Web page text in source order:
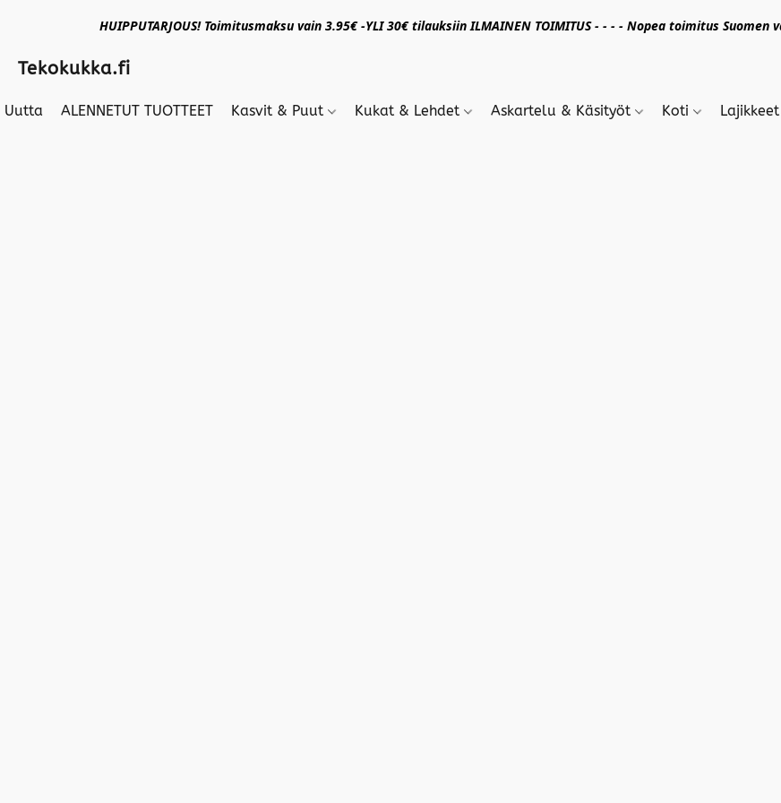
HUIPPUTARJOUS! Toimitusmaksu vain 3.95€ -YLI 30€ tilauksiin ILMAINEN TOIMITUS - - - - Nopea toimitus
Tekokukka.fi
Uutta ALENNETUT TUOTTEET Kasvit & Puut Kukat & Lehdet Askartelu & Käsityöt Koti Lajikkeet